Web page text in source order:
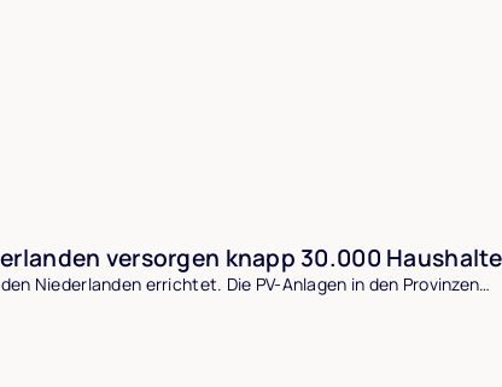
versorgen knapp 30.000
Niederlanden errichtet. Die PV-Anlagen in den Provinzen…